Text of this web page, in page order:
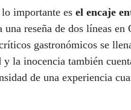
importante es el encaje
una reseña de dos líneas
gastronómicos se
la inocencia también
de una experiencia